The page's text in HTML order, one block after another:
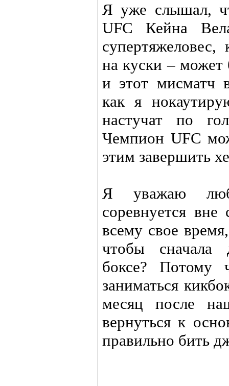
Я уже слышал,
UFC Кейна
на куски – может
и этот мисматч
как я
настучат по
Чемпион UFC
этим завершить
Я уважаю
соревнуется
всему свое
чтобы сначала
боксе? Потому
заниматься
месяц после
вернуться к
правильно бить